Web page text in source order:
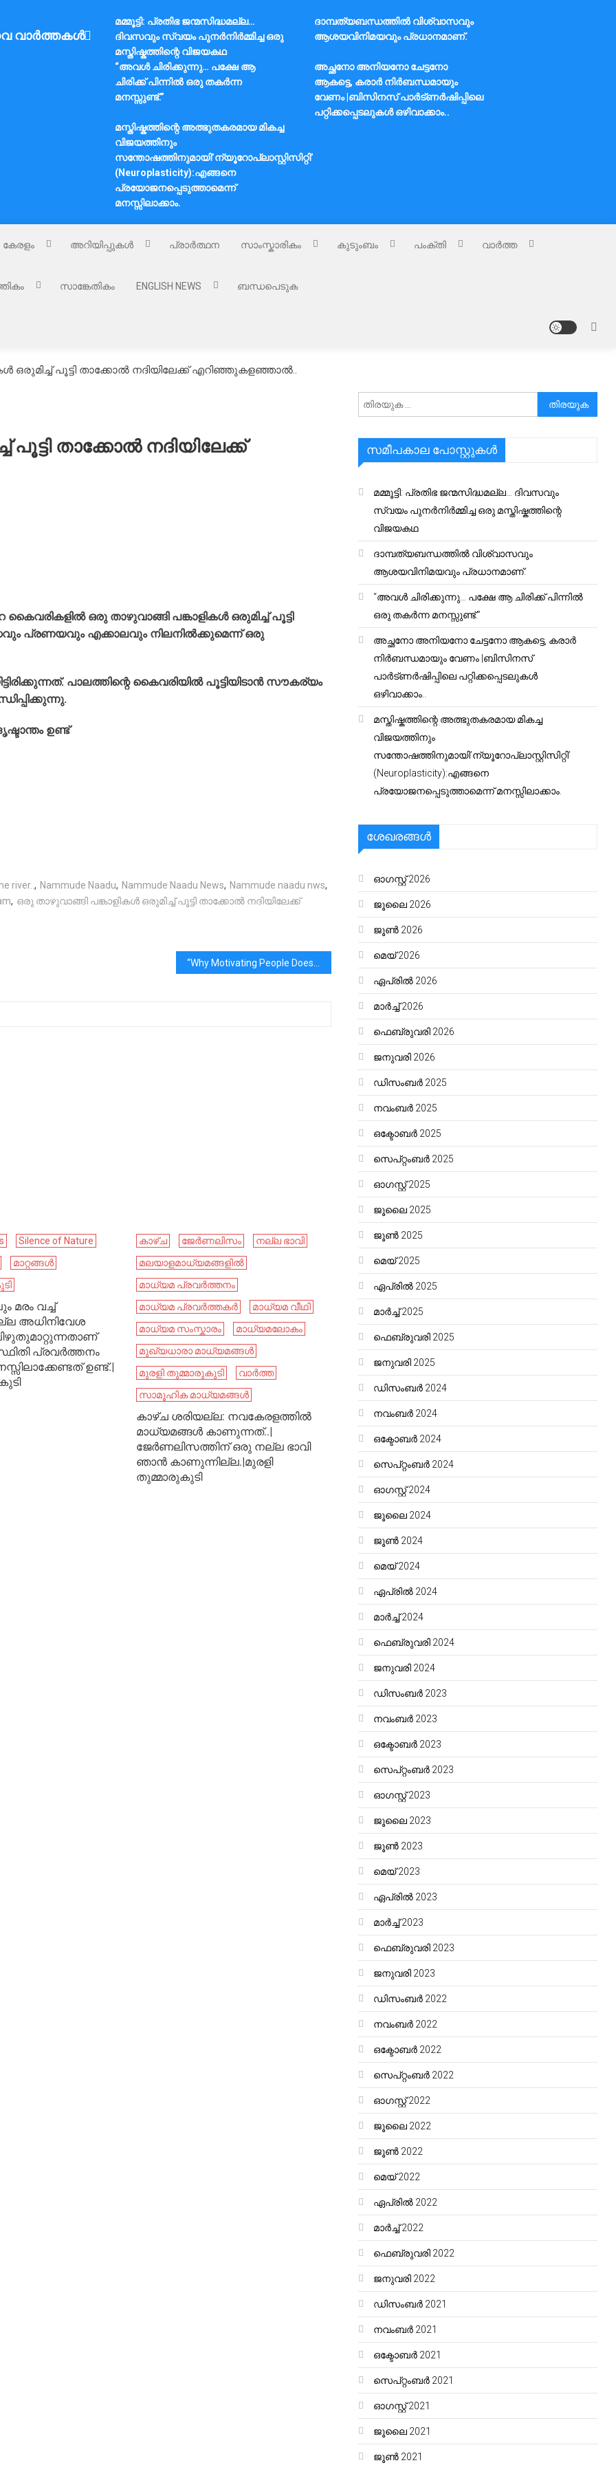
വാർത്തകൾ
മമ്മൂട്ടി: പ്രതിഭ ജന്മസിദ്ധമല്ല…
ദിവസവും സ്വയം പുനർനിർമ്മിച്ച ഒരു
മസ്തിഷ്കത്തിന്റെ വിജയകഥ
ദാമ്പത്യബന്ധത്തിൽ വിശ്വാസവും
ആശയവിനിമയവും പ്രധാനമാണ്.
“അവൾ ചിരിക്കുന്നു… പക്ഷേ ആ
ചിരിക്ക് പിന്നിൽ ഒരു തകർന്ന
മനസ്സുണ്ട്.”
അച്ഛനോ അനിയനോ ചേട്ടനോ
ആകട്ടെ, കരാർ നിർബന്ധമായും
വേണം |ബിസിനസ് പാർട്ണർഷിപ്പിലെ
പറ്റിക്കപ്പെടലുകൾ ഒഴിവാക്കാം..
മസ്തിഷ്കത്തിന്റെ അത്ഭുതകരമായ മികച്ച
വിജയത്തിനും
സന്തോഷത്തിനുമായി’ന്യൂറോപ്ലാസ്റ്റിസിറ്റി’
(Neuroplasticity):എങ്ങനെ
പ്രയോജനപ്പെടുത്താമെന്ന്
മനസ്സിലാക്കാം.
കേരളം അറിയിപ്പുകൾ പ്രാർത്ഥന സാംസ്കാരികം കുടുംബം പംക്തി വാർത്ത
സാങ്കേതികം ENGLISH NEWS ബന്ധപെടുക
ഒരുമിച്ച് പൂട്ടി താക്കോൽ നദിയിലേക്ക് എറിഞ്ഞുകളഞ്ഞാൽ..
പൂട്ടി താക്കോൽ നദിയിലേക്ക്
ഒരു താഴുവാങ്ങി പങ്കാളികൾ ഒരുമിച്ച് പൂട്ടി
പ്രണയവും എക്കാലവും നിലനിൽക്കുമെന്ന് ഒരു
പാലത്തിന്റെ കൈവരിയിൽ പൂട്ടിയിടാൻ സൗകര്യം
ഉണ്ട്
river.. , Nammude Naadu, Nammude Naadu News, Nammude naadu nws,
, ഒരു താഴുവാങ്ങി പങ്കാളികൾ ഒരുമിച്ച് പൂട്ടി താക്കോൽ നദിയിലേക്ക്
Silence of Nature
മാറ്റങ്ങൾ
മരം വച്ച്
അധിനിവേശ
പ്രവർത്തനം
ഉണ്ട്.|
കാഴ്ച ജേർണലിസം
നല്ല ഭാവി
മലയാളമാധ്യമങ്ങളിൽ
മാധ്യമ പ്രവര്‍ത്തനം
മാധ്യമ പ്രവർത്തകർ
മാധ്യമ വീഥി
മാധ്യമ സംസ്കാരം
മാധ്യമലോകം
മുഖ്യധാരാ മാധ്യമങ്ങള്‍
മുരളി തുമ്മാരുകുടി
വാർത്ത
സാമൂഹിക മാധ്യമങ്ങൾ
കാഴ്ച ശരിയല്ല: നവകേരളത്തിൽ
മാധ്യമങ്ങൾ കാണുന്നത്..|
ജേർണലിസത്തിന് ഒരു നല്ല ഭാവി
ഞാൻ കാണുന്നില്ല.|മുരളി
തുമ്മാരുകുടി
അനേഷിക്കുക
സമീപകാല പോസ്റ്റുകൾ
മമ്മൂട്ടി: പ്രതിഭ ജന്മസിദ്ധമല്ല… ദിവസവും
സ്വയം പുനർനിർമ്മിച്ച ഒരു മസ്തിഷ്കത്തിന്റെ
വിജയകഥ
ദാമ്പത്യബന്ധത്തിൽ വിശ്വാസവും
ആശയവിനിമയവും പ്രധാനമാണ്.
“അവൾ ചിരിക്കുന്നു… പക്ഷേ ആ ചിരിക്ക് പിന്നിൽ
ഒരു തകർന്ന മനസ്സുണ്ട്.”
അച്ഛനോ അനിയനോ ചേട്ടനോ ആകട്ടെ, കരാർ
നിർബന്ധമായും വേണം |ബിസിനസ്
പാർട്ണർഷിപ്പിലെ പറ്റിക്കപ്പെടലുകൾ
ഒഴിവാക്കാം..
മസ്തിഷ്കത്തിന്റെ അത്ഭുതകരമായ മികച്ച
വിജയത്തിനും
സന്തോഷത്തിനുമായി’ന്യൂറോപ്ലാസ്റ്റിസിറ്റി’
(Neuroplasticity):എങ്ങനെ
പ്രയോജനപ്പെടുത്താമെന്ന് മനസ്സിലാക്കാം.
ശേഖരങ്ങൾ
ഓഗസ്റ്റ്‌ 2026
ജൂലൈ 2026
ജൂൺ 2026
മെയ്‌ 2026
ഏപ്രിൽ 2026
മാർച്ച്‌ 2026
ഫെബ്രുവരി 2026
ജനുവരി 2026
ഡിസംബർ 2025
നവംബർ 2025
ഒക്ടോബർ 2025
സെപ്റ്റംബർ 2025
ഓഗസ്റ്റ്‌ 2025
ജൂലൈ 2025
ജൂൺ 2025
മെയ്‌ 2025
ഏപ്രിൽ 2025
മാർച്ച്‌ 2025
ഫെബ്രുവരി 2025
ജനുവരി 2025
ഡിസംബർ 2024
നവംബർ 2024
ഒക്ടോബർ 2024
സെപ്റ്റംബർ 2024
ഓഗസ്റ്റ്‌ 2024
ജൂലൈ 2024
ജൂൺ 2024
മെയ്‌ 2024
ഏപ്രിൽ 2024
മാർച്ച്‌ 2024
ഫെബ്രുവരി 2024
ജനുവരി 2024
ഡിസംബർ 2023
നവംബർ 2023
ഒക്ടോബർ 2023
സെപ്റ്റംബർ 2023
ഓഗസ്റ്റ്‌ 2023
ജൂലൈ 2023
ജൂൺ 2023
മെയ്‌ 2023
ഏപ്രിൽ 2023
മാർച്ച്‌ 2023
ഫെബ്രുവരി 2023
ജനുവരി 2023
ഡിസംബർ 2022
നവംബർ 2022
ഒക്ടോബർ 2022
സെപ്റ്റംബർ 2022
ഓഗസ്റ്റ്‌ 2022
ജൂലൈ 2022
ജൂൺ 2022
മെയ്‌ 2022
ഏപ്രിൽ 2022
മാർച്ച്‌ 2022
ഫെബ്രുവരി 2022
ജനുവരി 2022
ഡിസംബർ 2021
നവംബർ 2021
ഒക്ടോബർ 2021
സെപ്റ്റംബർ 2021
ഓഗസ്റ്റ്‌ 2021
ജൂലൈ 2021
ജൂൺ 2021